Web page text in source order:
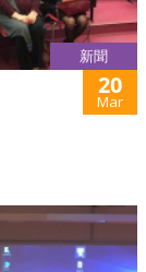
新聞
20
Mar